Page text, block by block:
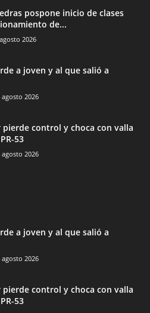
pospone inicio de clases
de...
2026
a joven y al que salió a
agosto 2026
control y choca con valla
53
agosto 2026
a joven y al que salió a
agosto 2026
control y choca con valla
53